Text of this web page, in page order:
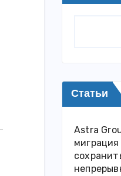
Статьи
Astra